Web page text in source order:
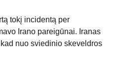
tokį incidentą per
Irano pareigūnai. Iranas
nuo sviedinio skeveldros